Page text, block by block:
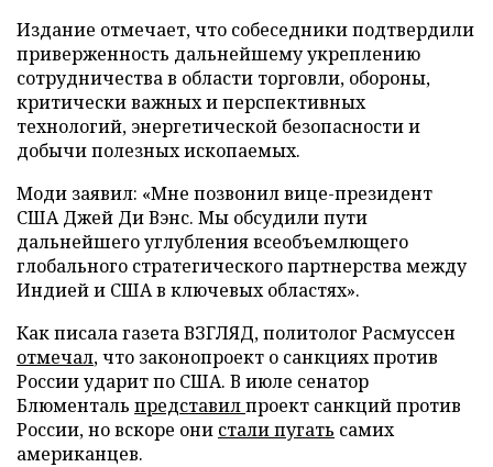
Издание отмечает, что собеседники подтвердили
приверженность дальнейшему укреплению
сотрудничества в области торговли, обороны,
критически важных и перспективных
технологий, энергетической безопасности и
добычи полезных ископаемых.
Моди заявил: «Мне позвонил вице-президент
США Джей Ди Вэнс. Мы обсудили пути
дальнейшего углубления всеобъемлющего
глобального стратегического партнерства между
Индией и США в ключевых областях».
Как писала газета ВЗГЛЯД, политолог Расмуссен
отмечал, что законопроект о санкциях против
России ударит по США. В июле сенатор
Блюменталь представилпроект санкций против
России, но вскоре они стали пугать самих
американцев.